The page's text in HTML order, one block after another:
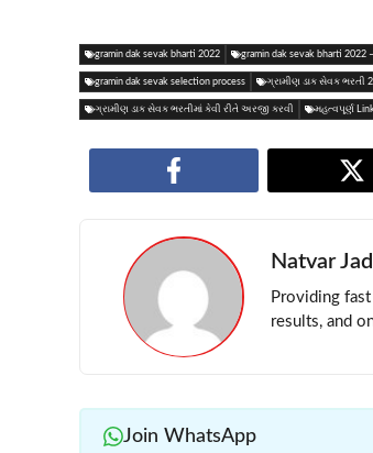
gramin dak sevak bharti 2022 gramin dak sevak bharti 2022
gramin dak sevak selection process ગ્રામીણ ડાક સેવક ભરતી
ગ્રામીણ ડાક સેવક ભરતીમાં કેવી રીતે અરજી કરવી મહત્વપૂર્ણ
Natvar
Providing
results, and
Join WhatsApp